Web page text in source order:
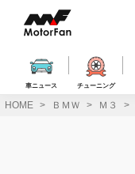
ス
車ニュース チューニング
HOME ＢＭＷ Ｍ３